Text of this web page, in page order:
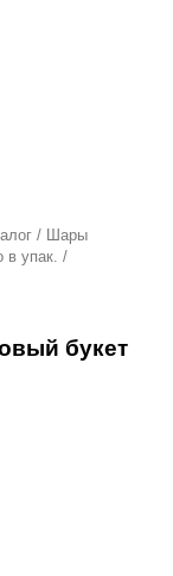
/
Шары
в упак. /
букет